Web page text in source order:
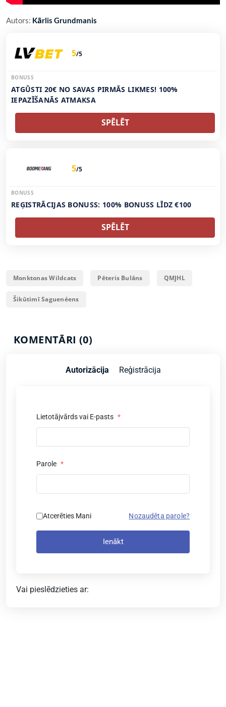
Autors: Kārlis Grundmanis
5/5
BONUSS
ATGŪSTI 20€ NO SAVAS PIRMĀS LIKMES! 100%
IEPAZĪŠANĀS ATMAKSA
SPĒLĒT
5/5
BONUSS
REĢISTRĀCIJAS BONUSS: 100% BONUSS LĪDZ €100
SPĒLĒT
Monktonas Wildcats Pēteris Bulāns QMJHL
Šikūtimī Saguenéens
KOMENTĀRI (0)
Autorizācija Reģistrācija
Lietotājvārds vai E-pasts *
Parole *
Atcerēties Mani Nozaudēta parole?
Ienākt
Vai pieslēdzieties ar: